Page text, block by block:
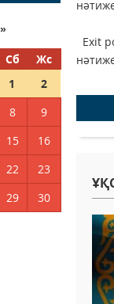
Сб
Жс
1
2
8
9
15
16
22
23
29
30
Exit